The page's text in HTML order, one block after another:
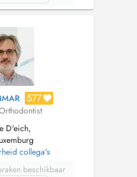
577
D'eich,
collega's
beschikbaar